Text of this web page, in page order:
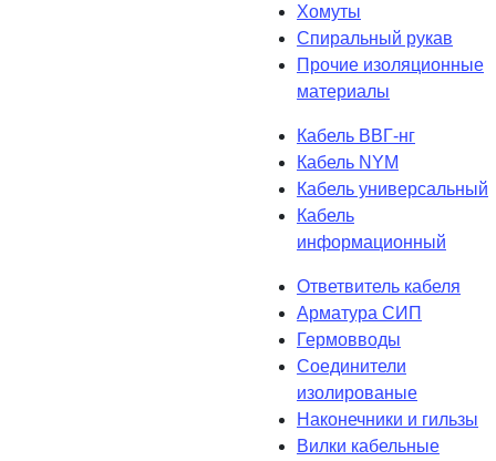
Хомуты
Спиральный рукав
Прочие изоляционные
материалы
Кабель ВВГ-нг
Кабель NYM
Кабель универсальный
Кабель
информационный
Ответвитель кабеля
Арматура СИП
Гермовводы
Соединители
изолированые
Наконечники и гильзы
Вилки кабельные